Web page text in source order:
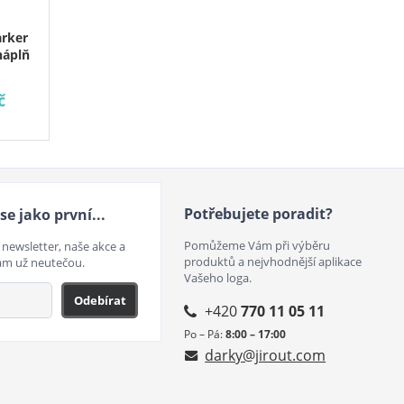
jako první...
naše akce a
už neutečou.
Odebírat
Potřebujete poradit?
Pomůžeme Vám při výběru
produktů a nejvhodnější aplikace
Vašeho loga.
+420770 11 05 11
Po – Pá:8:00 – 17:00
darky@jirout.com